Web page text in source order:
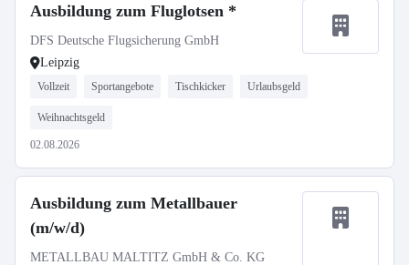
Ausbildung zum Fluglotsen *
DFS Deutsche Flugsicherung GmbH
Leipzig
Vollzeit Sportangebote Tischkicker Urlaubsgeld
Weihnachtsgeld
02.08.2026
Ausbildung zum Metallbauer
(m/w/d)
METALLBAU MALTITZ GmbH & Co. KG